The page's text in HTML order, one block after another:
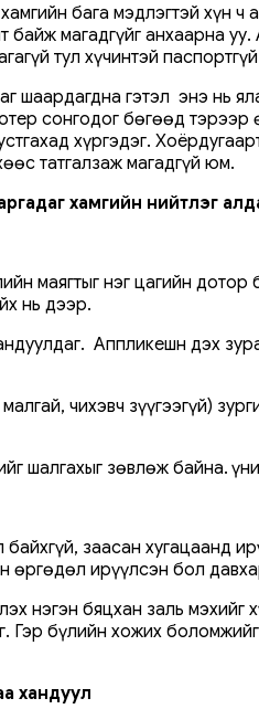
бага мэдлэгтэй
байж магадгүйг анхаарна
тул хүчинтэй
шаардагдна гэтэл энэ нь
сонгодог бөгөөд
хүргэдэг.
татгалзаж магадгүй юм.
хамгийн нийтлэг
маягтыг нэг цагийн
нь дээр.
Аппликешн дэх
чихэвч зүүгээгүй)
шалгахыг зөвлөж байна.
заасан
ирүүлсэн бол
нэгэн бяцхан заль
Гэр бүлийн хожих
хандуул